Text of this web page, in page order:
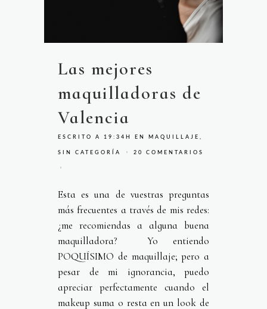
Las mejores
maquilladoras de
Valencia
ESCRITO A 19:34H EN MAQUILLAJE
SIN CATEGORÍA 20 COMENTARIOS
Esta es una de vuestras preguntas
más frecuentes a través de mis redes:
¿me recomiendas a alguna buena
maquilladora? Yo entiendo
POQUÍSIMO de maquillaje; pero a
pesar de mi ignorancia, puedo
apreciar perfectamente cuando el
makeup suma o resta en un look de